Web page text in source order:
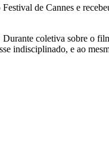
de Cannes e
Durante coletiva sobre o
indisciplinado, e ao